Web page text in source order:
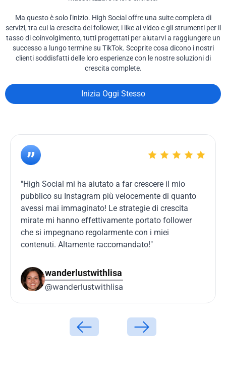
Ma questo è solo l'inizio. High Social offre una suite completa di
servizi, tra cui la crescita dei follower, i like ai video e gli strumenti per il
tasso di coinvolgimento, tutti progettati per aiutarvi a raggiungere un
successo a lungo termine su TikTok. Scoprite cosa dicono i nostri
clienti soddisfatti delle loro esperienze con le nostre soluzioni di
crescita complete.
Inizia Oggi Stesso
"High Social mi ha aiutato a far crescere il mio
pubblico su Instagram più velocemente di quanto
avessi mai immaginato! Le strategie di crescita
mirate mi hanno effettivamente portato follower
che si impegnano regolarmente con i miei
contenuti. Altamente raccomandato!"
wanderlustwithlisa
@wanderlustwithlisa